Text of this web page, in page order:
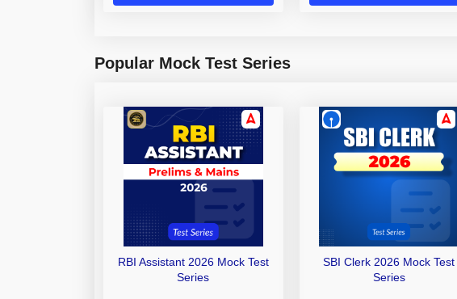
Popular Mock Test Series
RBI Assistant 2026 Mock Test
Series
SBI Clerk 2026 Mock Test
Series